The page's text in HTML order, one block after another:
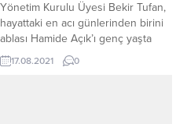
Yönetim Kurulu Üyesi Bekir Tufan,
hayattaki en acı günlerinden birini
ablası Hamide Açık’ı genç yaşta
hayatını kaybetmesi ile yaşadı.
17.08.2021 0